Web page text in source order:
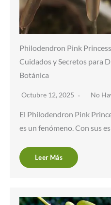
Philodendron Pink
Cuidados y Secretos para
Botánica
Octubre 12, 2025 No
El Philodendron Pink
es un fenómeno. Con sus
Leer Más